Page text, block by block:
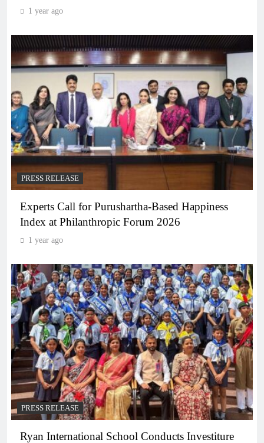
1 year ago
PRESS RELEASE
Experts Call for Purushartha-Based Happiness
Index at Philanthropic Forum 2026
1 year ago
PRESS RELEASE
Ryan International School Conducts Investiture